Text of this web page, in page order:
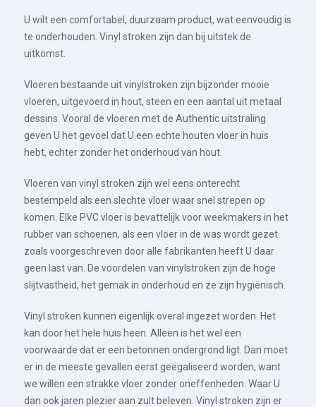
U wilt een comfortabel, duurzaam product, wat eenvoudig is
te onderhouden. Vinyl stroken zijn dan bij uitstek de
uitkomst.
Vloeren bestaande uit vinylstroken zijn bijzonder mooie
vloeren, uitgevoerd in hout, steen en een aantal uit metaal
dessins. Vooral de vloeren met de Authentic uitstraling
geven U het gevoel dat U een echte houten vloer in huis
hebt, echter zonder het onderhoud van hout.
Vloeren van vinyl stroken zijn wel eens onterecht
bestempeld als een slechte vloer waar snel strepen op
komen. Elke PVC vloer is bevattelijk voor weekmakers in het
rubber van schoenen, als een vloer in de was wordt gezet
zoals voorgeschreven door alle fabrikanten heeft U daar
geen last van. De voordelen van vinylstroken zijn de hoge
slijtvastheid, het gemak in onderhoud en ze zijn hygiënisch.
Vinyl stroken kunnen eigenlijk overal ingezet worden. Het
kan door het hele huis heen. Alleen is het wel een
voorwaarde dat er een betonnen ondergrond ligt. Dan moet
er in de meeste gevallen eerst geëgaliseerd worden, want
we willen een strakke vloer zonder oneffenheden. Waar U
dan ook jaren plezier aan zult beleven. Vinyl stroken zijn er